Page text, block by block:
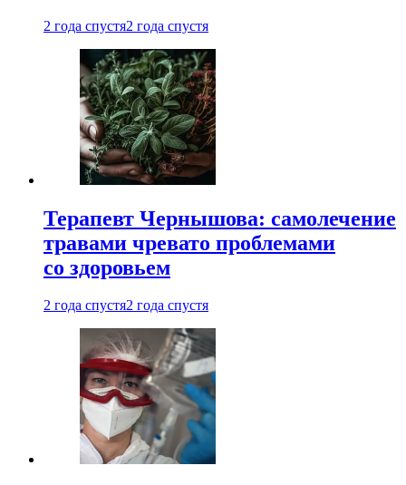
2 года спустя2 года спустя
Терапевт Чернышова: самолечение
травами чревато проблемами
со здоровьем
2 года спустя2 года спустя